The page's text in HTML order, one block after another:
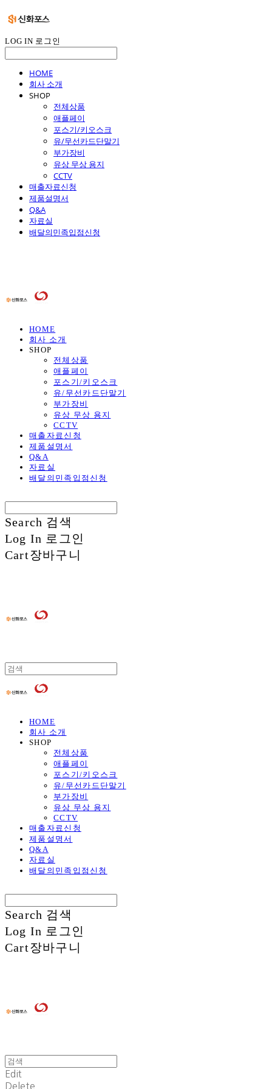
LOG IN 로그인
HOME
회사 소개
SHOP
전체상품
애플페이
포스기/키오스크
유/무선카드단말기
부가장비
유상 무상 용지
CCTV
매출자료신청
제품설명서
Q&A
자료실
배달의민족입점신청
HOME
회사 소개
SHOP
전체상품
애플페이
포스기/키오스크
유/무선카드단말기
부가장비
유상 무상 용지
CCTV
매출자료신청
제품설명서
Q&A
자료실
배달의민족입점신청
Search 검색
Log In 로그인
Cart장바구니
HOME
회사 소개
SHOP
전체상품
애플페이
포스기/키오스크
유/무선카드단말기
부가장비
유상 무상 용지
CCTV
매출자료신청
제품설명서
Q&A
자료실
배달의민족입점신청
Search 검색
Log In 로그인
Cart장바구니
Edit
Delete